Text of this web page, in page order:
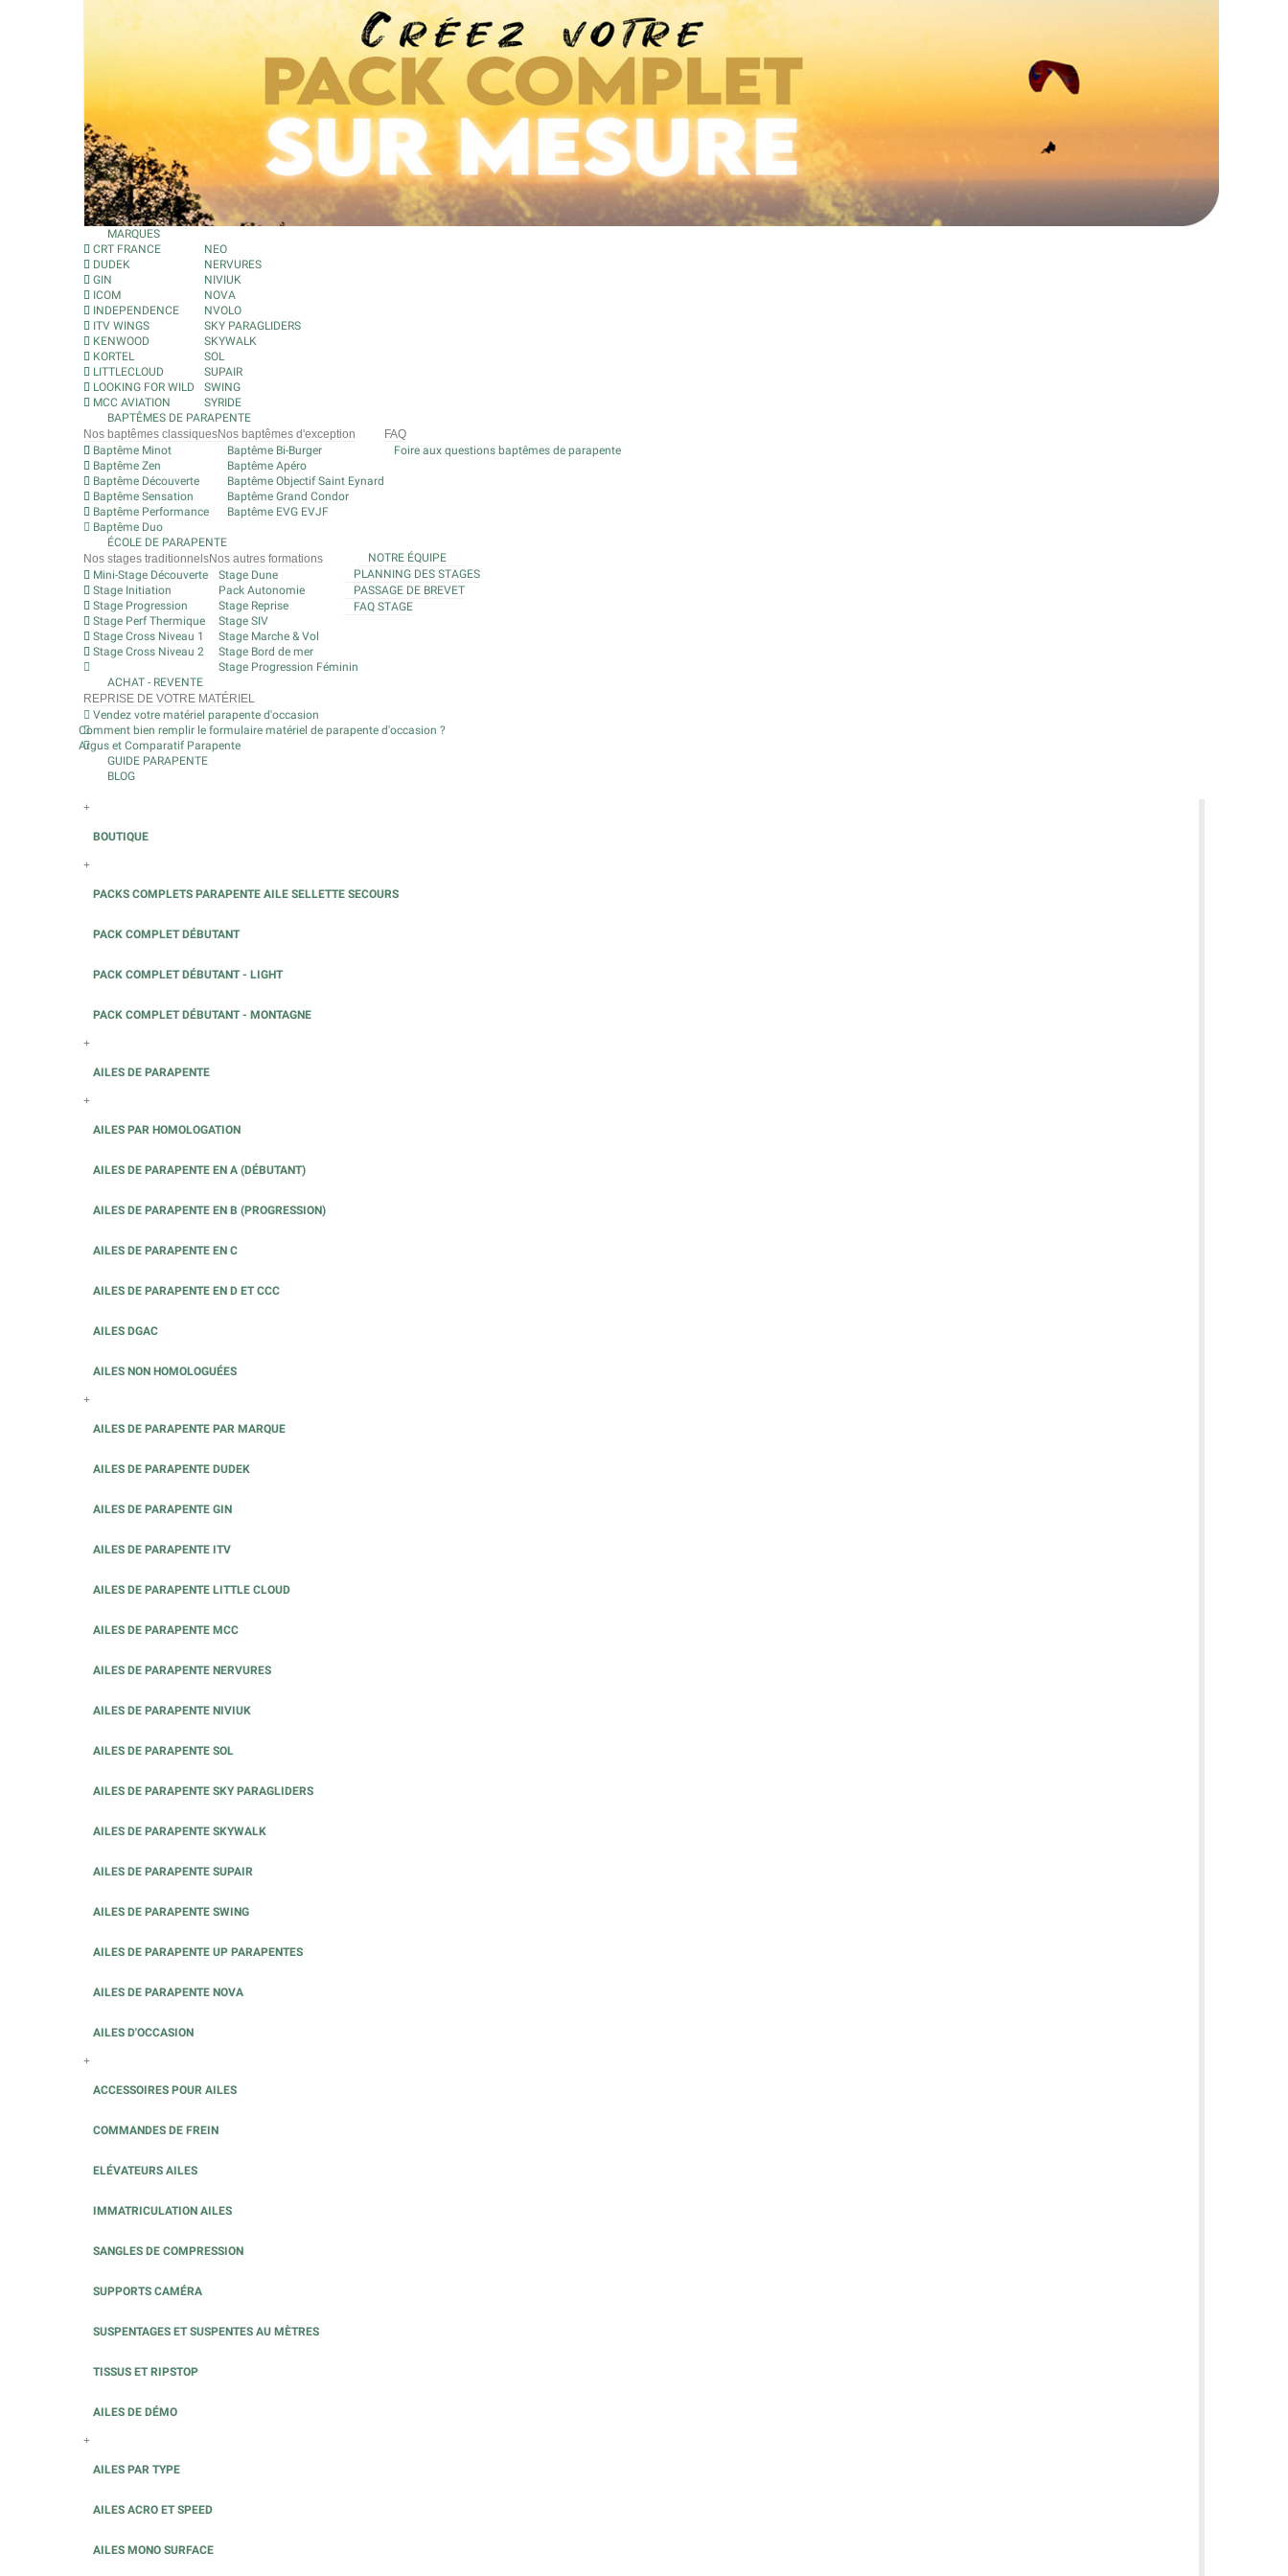
MARQUES
CRT FRANCE
DUDEK
GIN
ICOM
INDEPENDENCE
ITV WINGS
KENWOOD
KORTEL
LITTLECLOUD
LOOKING FOR WILD
MCC AVIATION
NEO
NERVURES
NIVIUK
NOVA
NVOLO
SKY PARAGLIDERS
SKYWALK
SOL
SUPAIR
SWING
SYRIDE
BAPTÊMES DE PARAPENTE
Nos baptêmes classiques
Baptême Minot
Baptême Zen
Baptême Découverte
Baptême Sensation
Baptême Performance
Baptême Duo
Nos baptêmes d'exception
Baptême Bi-Burger
Baptême Apéro
Baptême Objectif Saint Eynard
Baptême Grand Condor
Baptême EVG EVJF
FAQ
Foire aux questions baptêmes de parapente
ÉCOLE DE PARAPENTE
Nos stages traditionnels
Mini-Stage Découverte
Stage Initiation
Stage Progression
Stage Perf Thermique
Stage Cross Niveau 1
Stage Cross Niveau 2
Nos autres formations
Stage Dune
Pack Autonomie
Stage Reprise
Stage SIV
Stage Marche & Vol
Stage Bord de mer
Stage Progression Féminin
NOTRE ÉQUIPE
PLANNING DES STAGES
PASSAGE DE BREVET
FAQ STAGE
ACHAT - REVENTE
REPRISE DE VOTRE MATÉRIEL
Vendez votre matériel parapente d'occasion
Comment bien remplir le formulaire matériel de parapente d'occasion ?
Argus et Comparatif Parapente
GUIDE PARAPENTE
BLOG
+
BOUTIQUE
+
PACKS COMPLETS PARAPENTE AILE SELLETTE SECOURS
PACK COMPLET DÉBUTANT
PACK COMPLET DÉBUTANT - LIGHT
PACK COMPLET DÉBUTANT - MONTAGNE
+
AILES DE PARAPENTE
+
AILES PAR HOMOLOGATION
AILES DE PARAPENTE EN A (DÉBUTANT)
AILES DE PARAPENTE EN B (PROGRESSION)
AILES DE PARAPENTE EN C
AILES DE PARAPENTE EN D ET CCC
AILES DGAC
AILES NON HOMOLOGUÉES
+
AILES DE PARAPENTE PAR MARQUE
AILES DE PARAPENTE DUDEK
AILES DE PARAPENTE GIN
AILES DE PARAPENTE ITV
AILES DE PARAPENTE LITTLE CLOUD
AILES DE PARAPENTE MCC
AILES DE PARAPENTE NERVURES
AILES DE PARAPENTE NIVIUK
AILES DE PARAPENTE SOL
AILES DE PARAPENTE SKY PARAGLIDERS
AILES DE PARAPENTE SKYWALK
AILES DE PARAPENTE SUPAIR
AILES DE PARAPENTE SWING
AILES DE PARAPENTE UP PARAPENTES
AILES DE PARAPENTE NOVA
AILES D'OCCASION
+
ACCESSOIRES POUR AILES
COMMANDES DE FREIN
ELÉVATEURS AILES
IMMATRICULATION AILES
SANGLES DE COMPRESSION
SUPPORTS CAMÉRA
SUSPENTAGES ET SUSPENTES AU MÈTRES
TISSUS ET RIPSTOP
AILES DE DÉMO
+
AILES PAR TYPE
AILES ACRO ET SPEED
AILES MONO SURFACE